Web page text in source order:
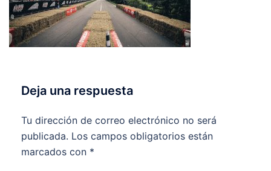
Deja una respuesta
Tu dirección de correo electrónico no será
publicada. Los campos obligatorios están
marcados con *